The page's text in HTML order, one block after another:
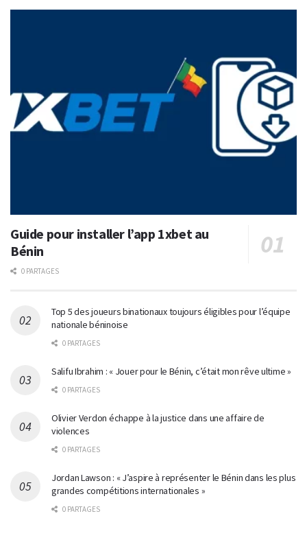
Guide pour installer l’app 1xbet au
Bénin
0 PARTAGES
Top 5 des joueurs binationaux toujours éligibles pour l’équipe
nationale béninoise
0 PARTAGES
Salifu Ibrahim : « Jouer pour le Bénin, c’était mon rêve ultime »
0 PARTAGES
Olivier Verdon échappe à la justice dans une affaire de
violences
0 PARTAGES
Jordan Lawson : « J’aspire à représenter le Bénin dans les plus
grandes compétitions internationales »
0 PARTAGES